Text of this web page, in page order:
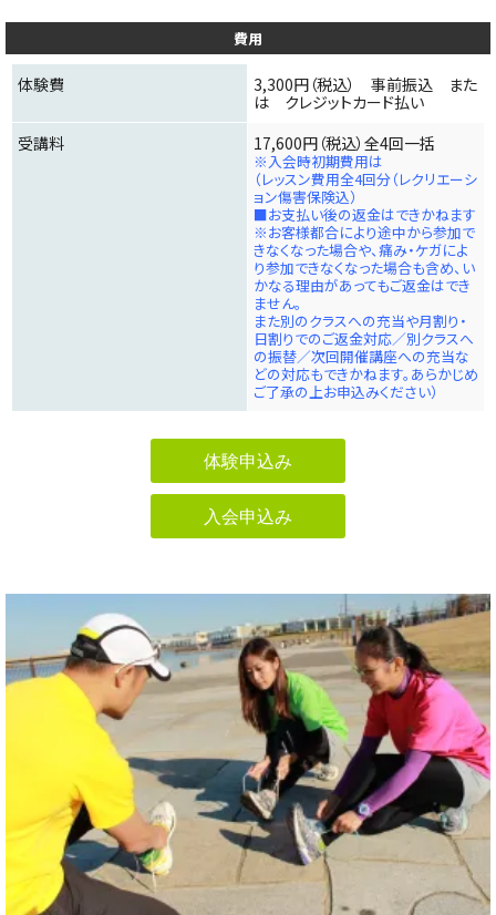
費用
体験費
3,300円（税込） 事前振込 また
は クレジットカード払い
受講料
17,600円（税込）全4回一括
※入会時初期費用は
（レッスン費用全4回分（レクリエーシ
ョン傷害保険込）
■お支払い後の返金はできかねます
※お客様都合により途中から参加で
きなくなった場合や、痛み・ケガによ
り参加できなくなった場合も含め、い
かなる理由があってもご返金はでき
ません。
また別のクラスへの充当や月割り・
日割りでのご返金対応／別クラスへ
の振替／次回開催講座への充当な
どの対応もできかねます。あらかじめ
ご了承の上お申込みください）
体験申込み
入会申込み